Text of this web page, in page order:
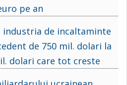
pe an
industria de incaltaminte
de 750 mil. dolari la
dolari care tot creste